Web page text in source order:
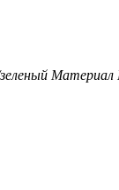
Материал